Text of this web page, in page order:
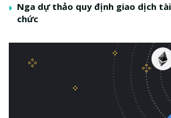
Nga dự thảo quy định giao dịch
chức